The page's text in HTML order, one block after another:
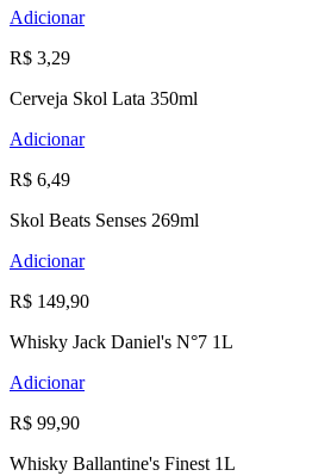
Adicionar
R$ 3,29
Cerveja Skol Lata 350ml
Adicionar
R$ 6,49
Skol Beats Senses 269ml
Adicionar
R$ 149,90
Whisky Jack Daniel's N°7 1L
Adicionar
R$ 99,90
Whisky Ballantine's Finest 1L